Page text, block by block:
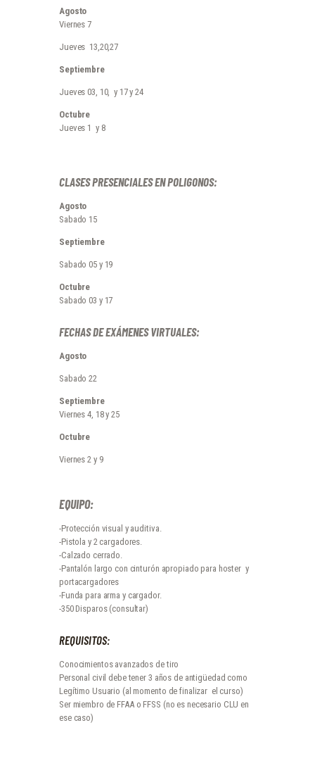
Agosto
Viernes 7
Jueves 13,20,27
Septiembre
Jueves 03, 10, y 17 y 24
Octubre
Jueves 1 y 8
CLASES PRESENCIALES EN POLIGONOS:
Agosto
Sabado 15
Septiembre
Sabado 05 y 19
Octubre
Sabado 03 y 17
FECHAS DE EXÁMENES VIRTUALES:
Agosto
Sabado 22
Septiembre
Viernes 4, 18 y 25
Octubre
Viernes 2 y 9
EQUIPO:
-Protección visual y auditiva.
-Pistola y 2 cargadores.
-Calzado cerrado.
-Pantalón largo con cinturón apropiado para hoster y
portacargadores
-Funda para arma y cargador.
-350 Disparos (consultar)
REQUISITOS:
Conocimientos avanzados de tiro
Personal civil debe tener 3 años de antigüedad como
Legítimo Usuario (al momento de finalizar el curso)
Ser miembro de FFAA o FFSS (no es necesario CLU en
ese caso)